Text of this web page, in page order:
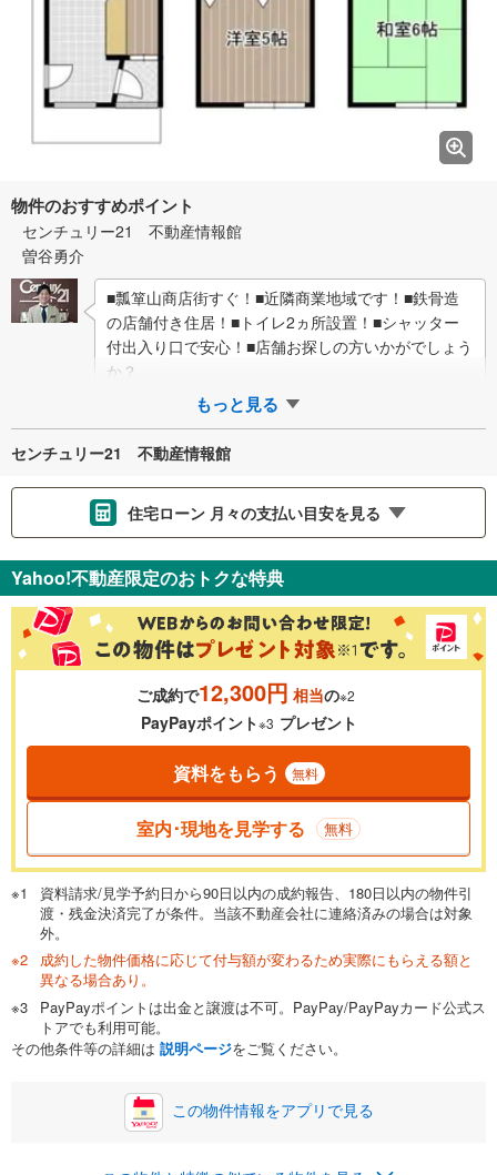
物件のおすすめポイント
センチュリー21 不動産情報館
曽谷勇介
■瓢箪山商店街すぐ！■近隣商業地域です！■鉄骨造
の店舗付き住居！■トイレ2ヵ所設置！■シャッター
付出入り口で安心！■店舗お探しの方いかがでしょう
か？
もっと見る
センチュリー21 不動産情報館
住宅ローン 月々の支払い目安を見る
金利 ％
0.01%
一般的には最長35年まで借り入れ可能です。多くの金融機関
が完済時の年齢は80歳までを条件としています。
閉じる
頭金 万円
0万円 820万円
自己資金から住宅購入にかけられる金額を入力してくださ
い。一般的には物件価格の2割までが目安です。
閉じる
ボーナス
万円
0円
Yahoo!不動産限定のおトクな特典
ご成約で12,300円 相当の※2
PayPayポイント※3 プレゼント
資料をもらう 無料
室内･現地を見学する 無料
資料請求/見学予約日から90日以内の成約報告、180日以内の物件引
渡・残金決済完了が条件。当該不動産会社に連絡済みの場合は対象
外。
成約した物件価格に応じて付与額が変わるため実際にもらえる額と
異なる場合あり。
PayPayポイントは出金と譲渡は不可。PayPay/PayPayカード公式ス
トアでも利用可能。
その他条件等の詳細は 説明ページをご覧ください。
この物件情報をアプリで見る